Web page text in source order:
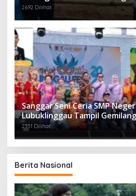
2692 Dilihat
Sanggar Seni Ceria SMP
Lubuklinggau Tampil
2025
2351 Dilihat
Berita Nasional